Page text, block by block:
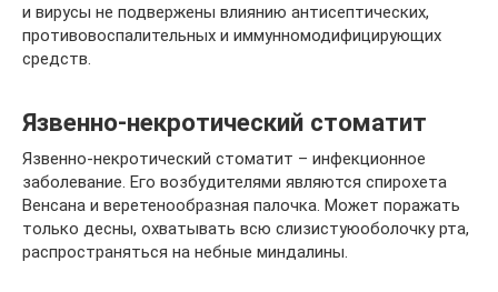
и вирусы не подвержены влиянию антисептических,
противовоспалительных и иммунномодифицирующих
средств.
Язвенно-некротический стоматит
Язвенно-некротический стоматит – инфекционное
заболевание. Его возбудителями являются спирохета
Венсана и веретенообразная палочка. Может поражать
только десны, охватывать всю слизистуюоболочку рта,
распространяться на небные миндалины.